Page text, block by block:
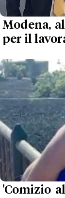
Modena,
per il
'Comizio